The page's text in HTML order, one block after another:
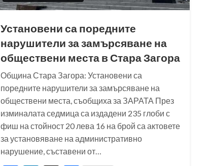
Установени са поредните
нарушители за замърсяване на
обществени места в Стара Загора
Община Стара Загора: Установени са
поредните нарушители за замърсяване на
обществени места, съобщиха за ЗАРАТА През
изминалата седмица са издадени 235 глоби с
фиш на стойност 20 лева 16 на брой са актовете
за установяване на административно
нарушение, съставени от…